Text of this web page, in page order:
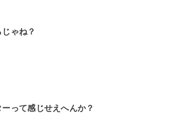
ゃね？
って感じせえへんか？